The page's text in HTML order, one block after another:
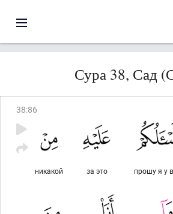
Сура 38, Сад
38:86
прошу я у
за это
никакой